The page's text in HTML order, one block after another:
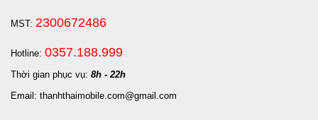
MST: 2300672486
Hotline: 0357.188.999
Thời gian phục vụ: 8h - 22h
Email: thanhthaimobile.com@gmail.com